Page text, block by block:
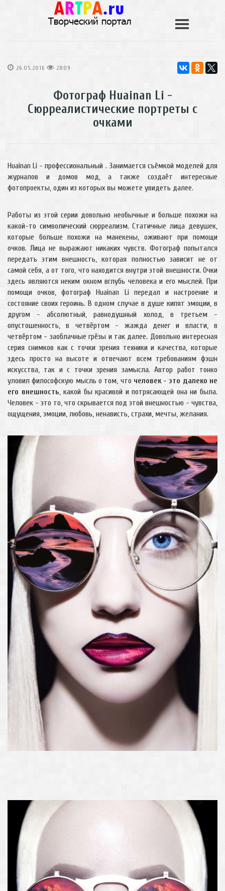
26.05.2016 2809
Фотограф Huainan Li -
Сюрреалистические портреты с
очками
Huainan Li - профессиональный . Занимается съёмкой моделей для
журналов и домов мод, а также создаёт интересные
фотопроекты, один из которых вы можете увидеть далее.
Работы из этой серии довольно необычные и больше похожи на
какой-то символический сюрреализм. Статичные лица девушек,
которые больше похожи на манекены, оживают при помощи
очков. Лица не выражают никаких чувств. Фотограф попытался
передать этим внешность, которая полностью зависит не от
самой себя, а от того, что находится внутри этой внешности. Очки
здесь являются неким окном вглубь человека и его мыслей. При
помощи очков, фотограф Huainan Li передал и настроение и
состояние своих героинь. В одном случае в душе кипят эмоции, в
другом - абсолютный, равнодушный холод, в третьем -
опустошенность, в четвёртом - жажда денег и власти, в
четвёртом - заоблачные грёзы и так далее. Довольно интересная
серия снимков как с точки зрения техники и качества, которые
здесь просто на высоте и отвечают всем требованиям фэшн
искусства, так и с точки зрения замысла. Автор работ тонко
уловил философскую мысль о том, что человек - это далеко не
его внешность, какой бы красивой и потрясающей она ни была.
Человек - это то, что скрывается под этой внешностью - чувства,
ощущения, эмоции, любовь, ненависть, страхи, мечты, желания.